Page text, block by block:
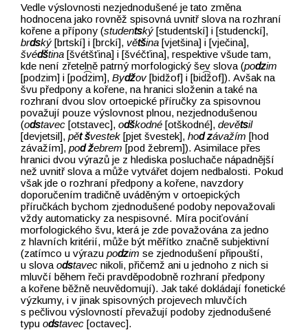
Vedle výslovnosti nezjednodušené je tato změna
hodnocena jako rovněž spisovná uvnitř slova na rozhraní
kořene a přípony (studentský[studentskí] i [studenckí],
brdský[brtskí] i [brckí], většina [vjetšina] i [vječina],
švédština [švétšťina] i [švéčťina], respektive všude tam,
kde není zřetelně patrný morfologický šev slova (podzim
[podzim] i [pod͡zim],Bydžov [bidžof] i [bid͡žof]). Avšak na
švu předpony a kořene, na hranici složenin a také na
rozhraní dvou slov ortoepické příručky za spisovnou
považují pouze výslovnost plnou, nezjednodušenou
(odstavec [otstavec],odškodné [otškodné],devětsil
[devjetsil],pět švestek [pjet švestek],hod závažím [hod
závažím],pod žebrem [pod žebrem]). Asimilace přes
hranici dvou výrazů je z hlediska posluchače nápadnější
než uvnitř slova a může vytvářet dojem nedbalosti. Pokud
však jde o rozhraní předpony a kořene, navzdory
doporučením tradičně uváděným v ortoepických
příručkách bychom zjednodušené podoby nepovažovali
vždy automaticky za nespisovné. Míra pociťování
morfologického švu, která je zde považována za jedno
z hlavních kritérií, může být měřítko značně subjektivní
(zatímco u výrazupodzim se zjednodušení připouští,
u slovaodstavec nikoli, přičemž ani u jednoho z nich si
mluvčí během řeči pravděpodobně rozhraní předpony
a kořene běžně neuvědomují). Jak také dokládají fonetické
výzkumy, i v jinak spisovných projevech mluvčích
s pečlivou výslovností převažují podoby zjednodušené
typuodstavec [octavec].